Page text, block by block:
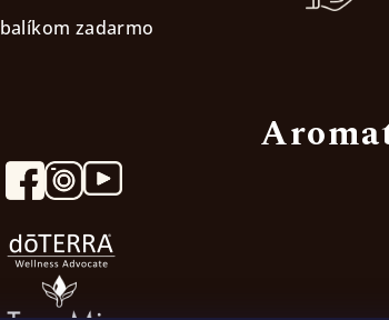
balíkom zadarmo